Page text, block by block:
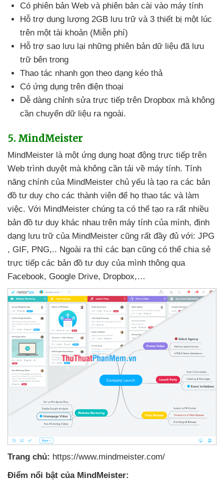
Có phiên bản Web và phiên bản cài vào máy tính
Hỗ trợ dung lượng 2GB lưu trữ và 3 thiết bị một lúc
trên một tài khoản (Miễn phí)
Hỗ trợ sao lưu lại những phiên bản dữ liệu đã lưu
trữ bên trong
Thao tác nhanh gọn theo dạng kéo thả
Có ứng dụng trên điện thoại
Dễ dàng chỉnh sửa trực tiếp trên Dropbox mà không
cần chuyển dữ liệu ra ngoài.
5. MindMeister
MindMeister là một ứng dụng hoạt động trực tiếp trên
Web trình duyệt mà không cần tải về máy tính. Tính
năng chính của MindMeister chủ yếu là tạo ra các bản
đồ tư duy cho các thành viên để họ thao tác và làm
việc. Với MindMeister chúng ta có thể tạo ra rất nhiều
bản đồ tư duy khác nhau trên máy tính của mình, định
dạng lưu trữ của MindMeister cũng rất đầy đủ với: JPG
, GIF, PNG,.. Ngoài ra thì các bạn cũng có thể chia sẻ
trực tiếp các bản đồ tư duy của mình thông qua
Facebook, Google Drive, Dropbox,…
Trang chủ: https://www.mindmeister.com/
Điểm nổi bật của MindMeister: